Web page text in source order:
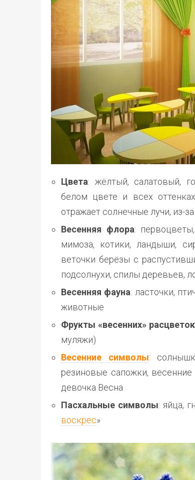
Цвета: жёлтый, салатовый,
белом цвете и всех
отражает солнечные лучи, из-
Весенняя флора:
мимоза, котики, ландыши,
веточки берёзы с
подсолнухи, спилы деревьев,
Весенняя фауна: ласточки,
животные
Фрукты «весенних» расцветок
муляжи)
Весенние символы:
резиновые сапожки, весенние
девочка Весна
Пасхальные символы: яйца,
воскрес»